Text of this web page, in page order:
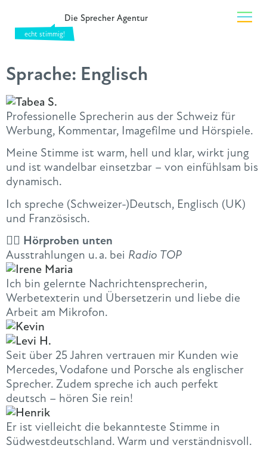
Die Sprecher Agentur
Sprache: Englisch
Professionelle Sprecherin aus der Schweiz für
Werbung, Kommentar, Imagefilme und Hörspiele.
Meine Stimme ist warm, hell und klar, wirkt jung
und ist wandelbar einsetzbar – von einfühlsam bis
dynamisch.
Ich spreche (Schweizer-)Deutsch, Englisch (UK)
und Französisch.
👇🏻 Hörproben unten
Ausstrahlungen u. a. bei Radio TOP
Ich bin gelernte Nachrichtensprecherin,
Werbetexterin und Übersetzerin und liebe die
Arbeit am Mikrofon.
Seit über 25 Jahren vertrauen mir Kunden wie
Mercedes, Vodafone und Porsche als englischer
Sprecher. Zudem spreche ich auch perfekt
deutsch – hören Sie rein!
Er ist vielleicht die bekannteste Stimme in
Südwestdeutschland. Warm und verständnisvoll.